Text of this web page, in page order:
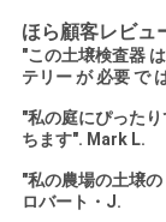
ほら顧客レビュ
"この土壌検査器
テリー が 必要 で
"私の庭にぴった
ちます". Mark L.
"私の農場の土壌
ロバート・J.